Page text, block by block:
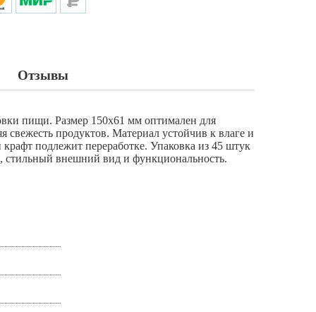
Отзывы
пищи. Размер 150х61 мм оптимален для
свежесть продуктов. Материал устойчив к влаге и
подлежит переработке. Упаковка из 45 штук
стильный внешний вид и функциональность.